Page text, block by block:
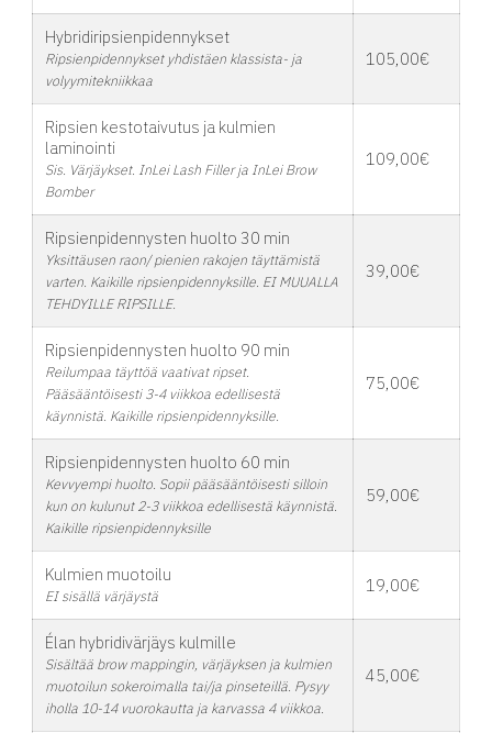
Hybridiripsienpidennykset
Ripsienpidennykset yhdistäen klassista- ja
volyymitekniikkaa
105,00€
Ripsien kestotaivutus ja kulmien
laminointi
Sis. Värjäykset. InLei Lash Filler ja InLei Brow
Bomber
109,00€
Ripsienpidennysten huolto 30 min
Yksittäusen raon/ pienien rakojen täyttämistä
varten. Kaikille ripsienpidennyksille. EI MUUALLA
TEHDYILLE RIPSILLE.
39,00€
Ripsienpidennysten huolto 90 min
Reilumpaa täyttöä vaativat ripset.
Pääsääntöisesti 3-4 viikkoa edellisestä
käynnistä. Kaikille ripsienpidennyksille.
75,00€
Ripsienpidennysten huolto 60 min
Kevvyempi huolto. Sopii pääsääntöisesti silloin
kun on kulunut 2-3 viikkoa edellisestä käynnistä.
Kaikille ripsienpidennyksille
59,00€
Kulmien muotoilu
EI sisällä värjäystä 19,00€
Élan hybridivärjäys kulmille
Sisältää brow mappingin, värjäyksen ja kulmien
muotoilun sokeroimalla tai/ja pinseteillä. Pysyy
iholla 10-14 vuorokautta ja karvassa 4 viikkoa.
45,00€